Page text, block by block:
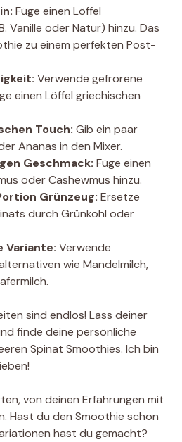
Füge einen Löffel
Vanille oder Natur) hinzu. Das
zu einem perfekten Post-
Verwende gefrorene
einen Löffel griechischen
Touch: Gib ein paar
Ananas in den Mixer.
Geschmack: Füge einen
oder Cashewmus hinzu.
Grünzeug: Ersetze
durch Grünkohl oder
Variante: Verwende
wie Mandelmilch,
sind endlos! Lass deiner
finde deine persönliche
Spinat Smoothies. Ich bin
von deinen Erfahrungen mit
Hast du den Smoothie schon
hast du gemacht?